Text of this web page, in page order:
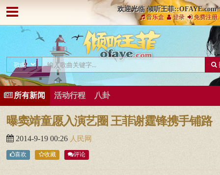
欢迎光临 倾听王菲::OFAYE.com
音乐盒 登录 免费注册
所有新闻 活动行程 八卦
曝窦靖童愿入演艺圈 王菲谢霆锋携手铺路
2014-9-19 00:26 人民网
喜欢 收藏 评论